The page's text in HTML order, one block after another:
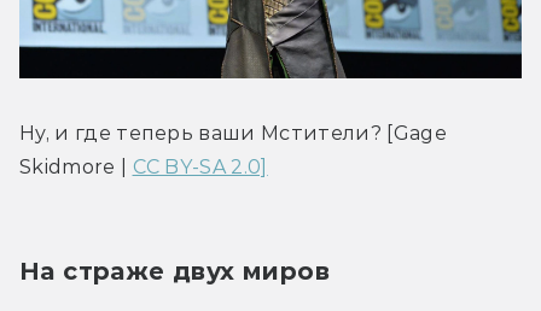
Ну, и где теперь ваши Мстители? [Gage
Skidmore | CC BY-SA 2.0]
На страже двух миров